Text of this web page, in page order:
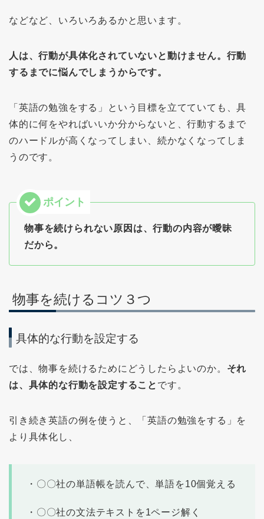
などなど、いろいろあるかと思います。
人は、行動が具体化されていないと動けません。行動
するまでに悩んでしまうからです。
「英語の勉強をする」という目標を立てていても、具
体的に何をやればいいか分からないと、行動するまで
のハードルが高くなってしまい、続かなくなってしま
うのです。
物事を続けられない原因は、行動の内容が曖昧
だから。
物事を続けるコツ３つ
具体的な行動を設定する
では、物事を続けるためにどうしたらよいのか。 それ
は、具体的な行動を設定すること です。
引き続き英語の例を使うと、「英語の勉強をする」を
より具体化し、
・〇〇社の単語帳を読んで、単語を10個覚える
・〇〇社の文法テキストを1ページ解く